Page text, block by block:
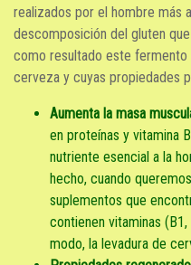
realizados por el hombre más
descomposición del gluten
como resultado este
cerveza y cuyas propiedades
Aumenta la masa
en proteínas y vitamina
nutriente esencial a la
hecho, cuando
suplementos que
contienen vitaminas
modo, la levadura de